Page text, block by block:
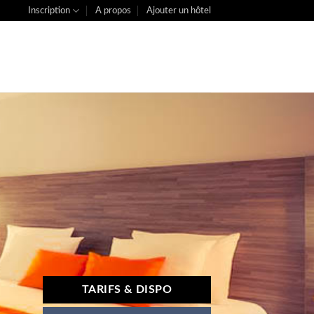
Inscription A propos Ajouter un hôtel
TARIFS & DISPO